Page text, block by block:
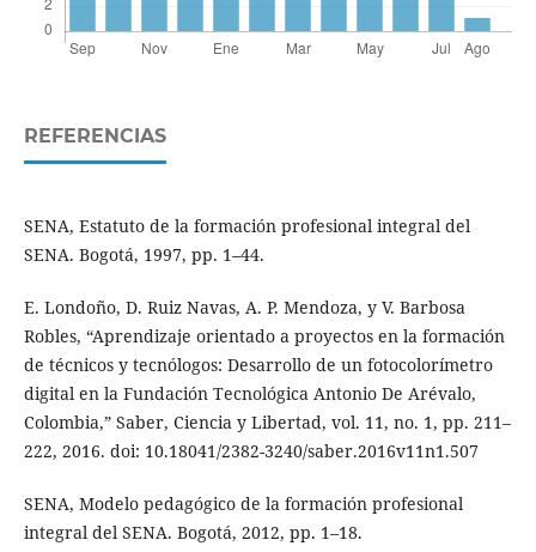
REFERENCIAS
SENA, Estatuto de la formación profesional integral del
SENA. Bogotá, 1997, pp. 1–44.
E. Londoño, D. Ruiz Navas, A. P. Mendoza, y V. Barbosa
Robles, “Aprendizaje orientado a proyectos en la formación
de técnicos y tecnólogos: Desarrollo de un fotocolorímetro
digital en la Fundación Tecnológica Antonio De Arévalo,
Colombia,” Saber, Ciencia y Libertad, vol. 11, no. 1, pp. 211–
222, 2016. doi: 10.18041/2382-3240/saber.2016v11n1.507
SENA, Modelo pedagógico de la formación profesional
integral del SENA. Bogotá, 2012, pp. 1–18.